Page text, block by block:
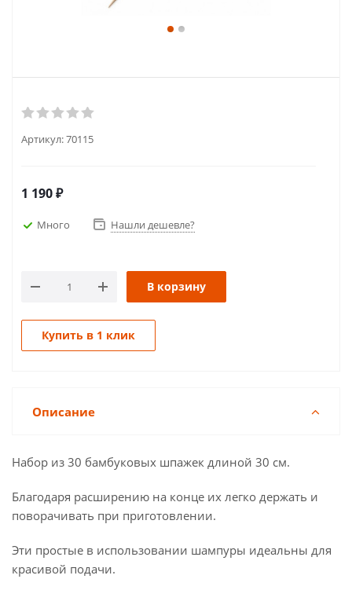
Артикул:70115
1 190₽
Много Нашли дешевле?
В корзину
Купить в 1 клик
Описание
Набор из 30 бамбуковых шпажек длиной 30 см.
Благодаря расширению на конце их легко держать и
поворачивать при приготовлении.
Эти простые в использовании шампуры идеальны для
красивой подачи.